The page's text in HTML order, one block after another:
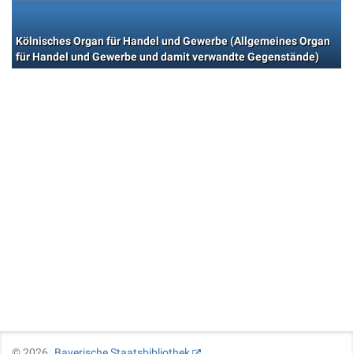
Kölnisches Organ für Handel und Gewerbe (Allgemeines Organ
für Handel und Gewerbe und damit verwandte Gegenstände)